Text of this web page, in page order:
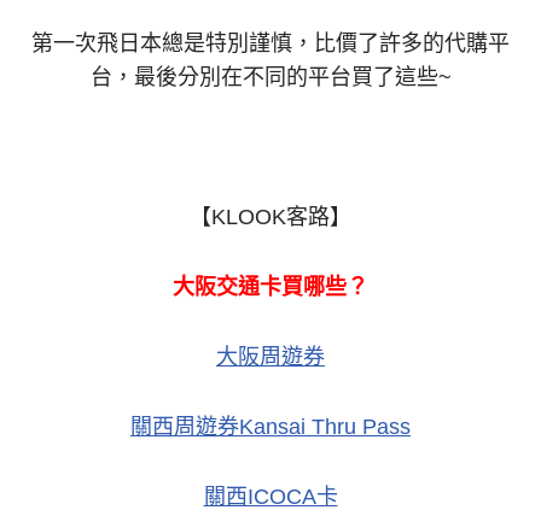
第一次飛日本總是特別謹慎，比價了許多的代購平
台，最後分別在不同的平台買了這些~
【KLOOK客路】
大阪交通卡買哪些？
大阪周遊券
關西周遊券Kansai Thru Pass
關西ICOCA卡